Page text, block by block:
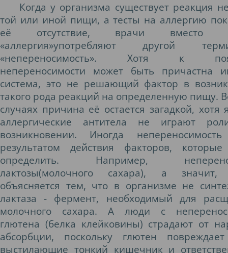
Когда у организма существует реакция
той или иной пищи, а тесты на аллергию
её отсутствие, врачи вместо
«аллергия»употребляют другой
«непереносимость». Хотя к
непереносимости может быть причастна
система, это не решающий фактор в
такого рода реакций на определенную пищу.
случаях причина её остается загадкой, хотя
аллергические антитела не играют
возникновении. Иногда
результатом действия факторов, которые
определить. Например,
лактозы(молочного сахара), а значит,
объясняется тем, что в организме не
лактаза - фермент, необходимый для
молочного сахара. А люди с
глютена (белка клейковины) страдают от
абсорбции, поскольку глютен
выстилающие тонкий кишечник и